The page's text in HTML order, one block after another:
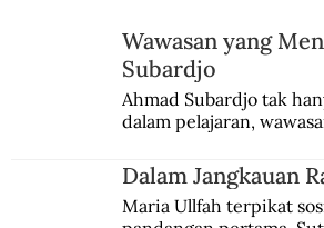
Ketika Hollywood Takut
Wawasan yang
Subardjo
Ahmad Subardjo tak
dalam pelajaran,
Jules Verne, Multatuli,
Dalam Jangkauan
Maria Ullfah terpikat